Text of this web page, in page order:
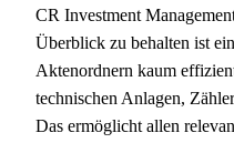
CR Investment
Überblick zu behalten ist
Aktenordnern kaum
technischen Anlagen,
Das ermöglicht allen